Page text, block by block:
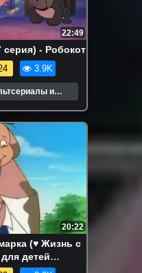
22:49
серия) - Робокот
3.9K
и
20:22
(♥ Жизнь с
детей
disney сериалы